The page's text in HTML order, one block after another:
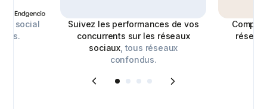
de social
Suivez les performances de vos
concurrents sur les réseaux
sociaux , tous réseaux
confondus.